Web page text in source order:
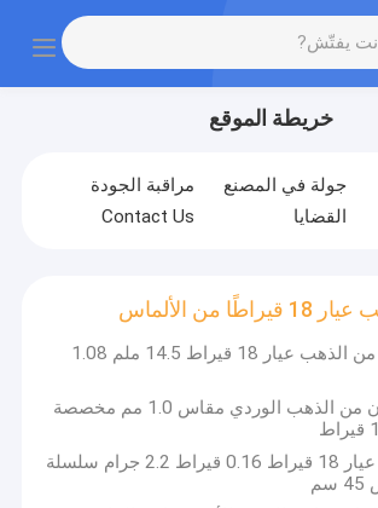
خريطة الموقع
جولة في المصنع
مراقبة الجودة
القضايا Contact Us
من الألماس
4 البرسيم قلادة من الذهب عيار 18 قيراط 14.5 ملم 1.08
قلادة حدوة حصان من الذهب الوردي مقاس 1.0 مم مخصصة
قلادة من الذهب عيار 18 قيراط 0.16 قيراط 2.2 جرام سلسلة